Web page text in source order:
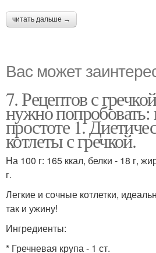
читать дальше →
Вас может
7. Рецептов с
нужно попробовать:
простоте 1.
котлеты с гречкой.
На 100 г: 165 ккал, белки - 18 г,
г.
Легкие и сочные котлетки,
так и ужину!
Ингредиенты:
* Гречневая крупа - 1 ст.